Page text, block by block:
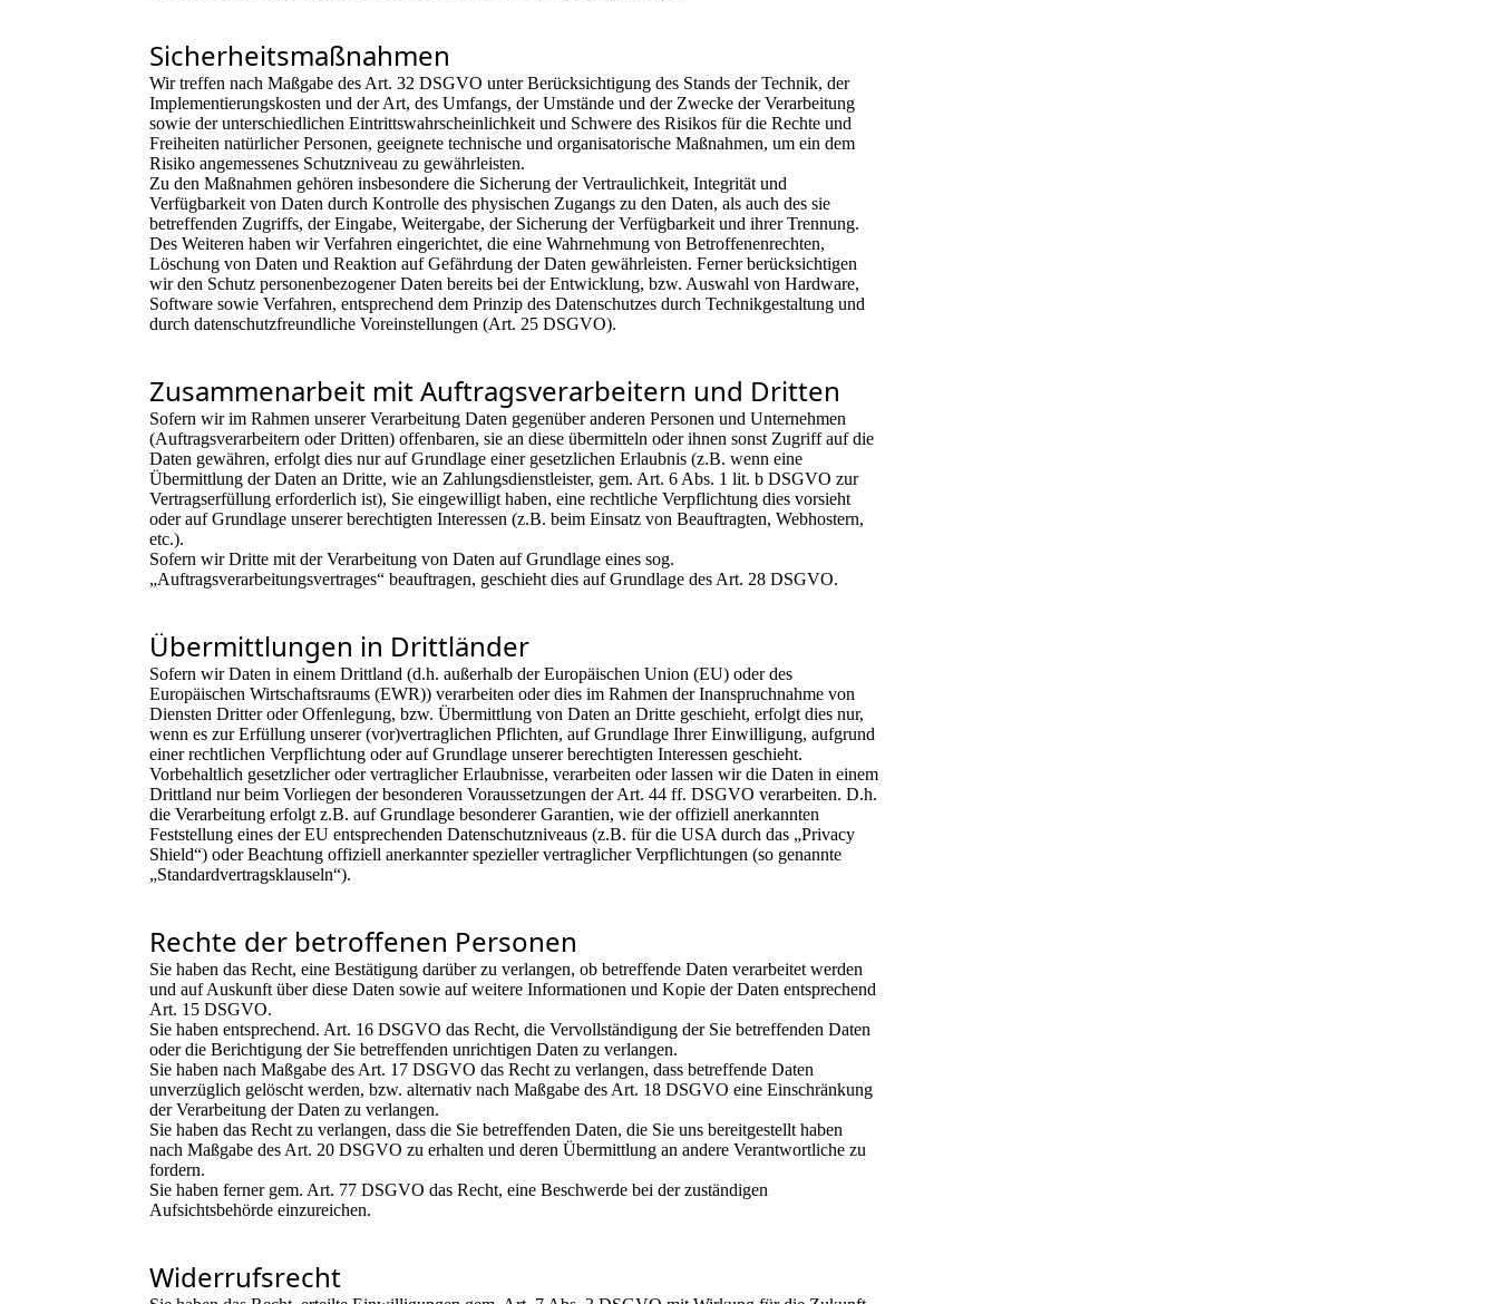
Sicherheitsmaßnahmen
Wir treffen nach Maßgabe des Art. 32 DSGVO unter Berücksichtigung des Stands der Technik, der
Implementierungskosten und der Art, des Umfangs, der Umstände und der Zwecke der Verarbeitung
sowie der unterschiedlichen Eintrittswahrscheinlichkeit und Schwere des Risikos für die Rechte und
Freiheiten natürlicher Personen, geeignete technische und organisatorische Maßnahmen, um ein dem
Risiko angemessenes Schutzniveau zu gewährleisten.
Zu den Maßnahmen gehören insbesondere die Sicherung der Vertraulichkeit, Integrität und
Verfügbarkeit von Daten durch Kontrolle des physischen Zugangs zu den Daten, als auch des sie
betreffenden Zugriffs, der Eingabe, Weitergabe, der Sicherung der Verfügbarkeit und ihrer Trennung.
Des Weiteren haben wir Verfahren eingerichtet, die eine Wahrnehmung von Betroffenenrechten,
Löschung von Daten und Reaktion auf Gefährdung der Daten gewährleisten. Ferner berücksichtigen
wir den Schutz personenbezogener Daten bereits bei der Entwicklung, bzw. Auswahl von Hardware,
Software sowie Verfahren, entsprechend dem Prinzip des Datenschutzes durch Technikgestaltung und
durch datenschutzfreundliche Voreinstellungen (Art. 25 DSGVO).
Zusammenarbeit mit Auftragsverarbeitern und Dritten
Sofern wir im Rahmen unserer Verarbeitung Daten gegenüber anderen Personen und Unternehmen
(Auftragsverarbeitern oder Dritten) offenbaren, sie an diese übermitteln oder ihnen sonst Zugriff auf die
Daten gewähren, erfolgt dies nur auf Grundlage einer gesetzlichen Erlaubnis (z.B. wenn eine
Übermittlung der Daten an Dritte, wie an Zahlungsdienstleister, gem. Art. 6 Abs. 1 lit. b DSGVO zur
Vertragserfüllung erforderlich ist), Sie eingewilligt haben, eine rechtliche Verpflichtung dies vorsieht
oder auf Grundlage unserer berechtigten Interessen (z.B. beim Einsatz von Beauftragten, Webhostern,
etc.).
Sofern wir Dritte mit der Verarbeitung von Daten auf Grundlage eines sog.
„Auftragsverarbeitungsvertrages“ beauftragen, geschieht dies auf Grundlage des Art. 28 DSGVO.
Übermittlungen in Drittländer
Sofern wir Daten in einem Drittland (d.h. außerhalb der Europäischen Union (EU) oder des
Europäischen Wirtschaftsraums (EWR)) verarbeiten oder dies im Rahmen der Inanspruchnahme von
Diensten Dritter oder Offenlegung, bzw. Übermittlung von Daten an Dritte geschieht, erfolgt dies nur,
wenn es zur Erfüllung unserer (vor)vertraglichen Pflichten, auf Grundlage Ihrer Einwilligung, aufgrund
einer rechtlichen Verpflichtung oder auf Grundlage unserer berechtigten Interessen geschieht.
Vorbehaltlich gesetzlicher oder vertraglicher Erlaubnisse, verarbeiten oder lassen wir die Daten in einem
Drittland nur beim Vorliegen der besonderen Voraussetzungen der Art. 44 ff. DSGVO verarbeiten. D.h.
die Verarbeitung erfolgt z.B. auf Grundlage besonderer Garantien, wie der offiziell anerkannten
Feststellung eines der EU entsprechenden Datenschutzniveaus (z.B. für die USA durch das „Privacy
Shield“) oder Beachtung offiziell anerkannter spezieller vertraglicher Verpflichtungen (so genannte
„Standardvertragsklauseln“).
Rechte der betroffenen Personen
Sie haben das Recht, eine Bestätigung darüber zu verlangen, ob betreffende Daten verarbeitet werden
und auf Auskunft über diese Daten sowie auf weitere Informationen und Kopie der Daten entsprechend
Art. 15 DSGVO.
Sie haben entsprechend. Art. 16 DSGVO das Recht, die Vervollständigung der Sie betreffenden Daten
oder die Berichtigung der Sie betreffenden unrichtigen Daten zu verlangen.
Sie haben nach Maßgabe des Art. 17 DSGVO das Recht zu verlangen, dass betreffende Daten
unverzüglich gelöscht werden, bzw. alternativ nach Maßgabe des Art. 18 DSGVO eine Einschränkung
der Verarbeitung der Daten zu verlangen.
Sie haben das Recht zu verlangen, dass die Sie betreffenden Daten, die Sie uns bereitgestellt haben
nach Maßgabe des Art. 20 DSGVO zu erhalten und deren Übermittlung an andere Verantwortliche zu
fordern.
Sie haben ferner gem. Art. 77 DSGVO das Recht, eine Beschwerde bei der zuständigen
Aufsichtsbehörde einzureichen.
Widerrufsrecht